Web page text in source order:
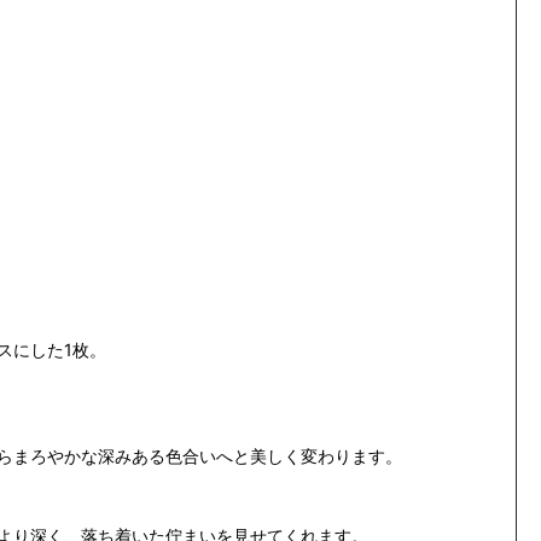
した1枚。
ろやかな深みある色合いへと美しく変わります。
深く、落ち着いた佇まいを見せてくれます。